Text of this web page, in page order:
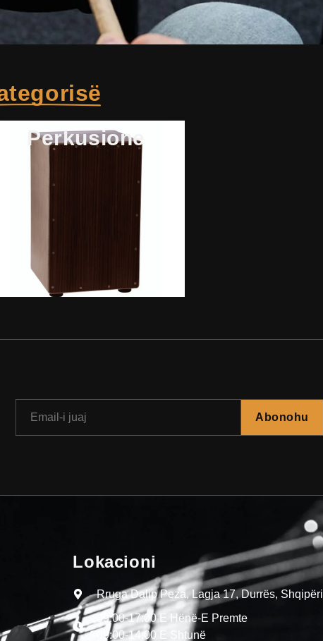
Perkusione
Abonohu
Lokacioni
Rruga Dalip Peza, Lagja 17, Durrës, Shqipëri
09:00-17:00 E Hënë-E Premte
09:00-14:00 E Shtunë